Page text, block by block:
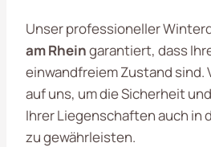
Unser professioneller
am Rheingarantiert, dass
einwandfreiem Zustand sind.
auf uns, um die Sicherheit
Ihrer Liegenschaften auch in
zu gewährleisten.